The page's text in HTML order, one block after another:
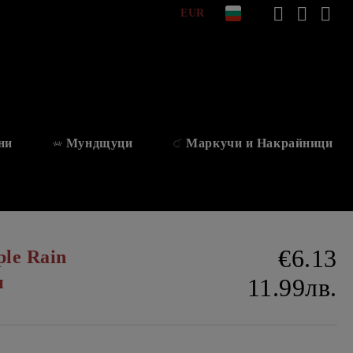
EUR
Мундщуци Маркучи и Накрайници
Rain
€6.13
11.99лв.